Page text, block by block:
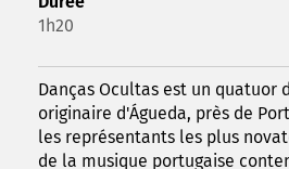
1h20
Danças Ocultas est un quatuor
originaire d'Águeda, près de
les représentants les plus
de la musique portugaise